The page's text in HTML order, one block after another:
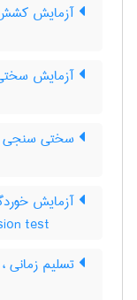
آزمایش
آزمایش
سختی سنجی
آزمایش
test
تسلیم زمانی